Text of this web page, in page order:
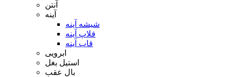
آنتن
آینه
شیشه آینه
فلاپ آینه
قاب آینه
ابرویی
استیل بغل
بال عقب